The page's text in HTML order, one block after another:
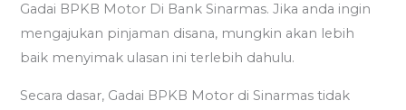
Gadai BPKB Motor Di Bank Sinarmas. Jika anda ingin
mengajukan pinjaman disana, mungkin akan lebih
baik menyimak ulasan ini terlebih dahulu.
Secara dasar, Gadai BPKB Motor di Sinarmas tidak